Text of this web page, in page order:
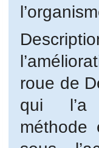
roue de
qui l’a
méthode